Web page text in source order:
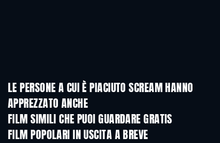
LE PERSONE A CUI È PIACIUTO SCREAM HANNO
APPREZZATO ANCHE
FILM SIMILI CHE PUOI GUARDARE GRATIS
FILM POPOLARI IN USCITA A BREVE